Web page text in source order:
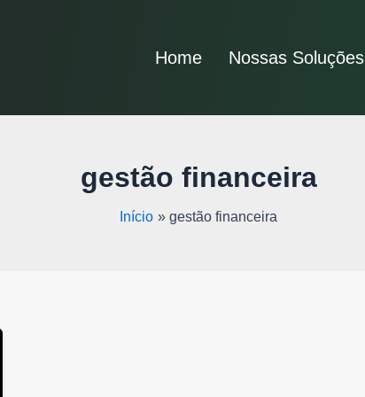
Home Nossas Soluções
gestão financeira
Início gestão financeira